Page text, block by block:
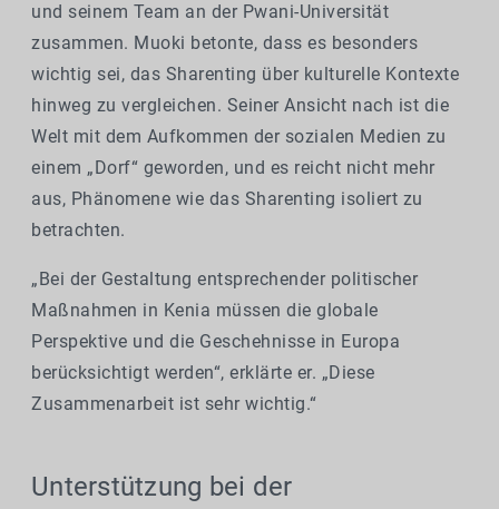
und seinem Team an der Pwani-Universität
zusammen. Muoki betonte, dass es besonders
wichtig sei, das Sharenting über kulturelle Kontexte
hinweg zu vergleichen. Seiner Ansicht nach ist die
Welt mit dem Aufkommen der sozialen Medien zu
einem „Dorf“ geworden, und es reicht nicht mehr
aus, Phänomene wie das Sharenting isoliert zu
betrachten.
„Bei der Gestaltung entsprechender politischer
Maßnahmen in Kenia müssen die globale
Perspektive und die Geschehnisse in Europa
berücksichtigt werden“, erklärte er. „Diese
Zusammenarbeit ist sehr wichtig.“
Unterstützung bei der